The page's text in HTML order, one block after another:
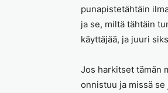
punapistetähtäin
ja se, miltä tähtäin
käyttäjää, ja juuri
Jos harkitset tämän
onnistuu ja missä